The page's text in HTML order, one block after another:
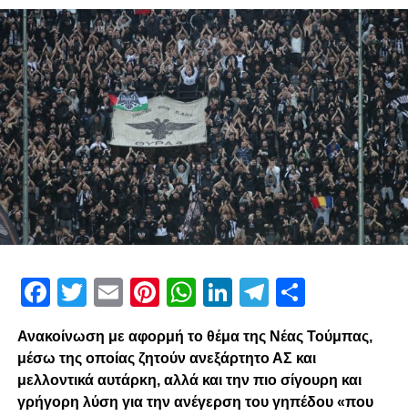
Facebook
Twitter
EmailPinterest
WhatsApp
LinkedIn
Telegram
Ανακοίνωση με αφορμή το θέμα της Νέας Τούμπας,
μέσω της οποίας ζητούν ανεξάρτητο ΑΣ και
μελλοντικά αυτάρκη, αλλά και την πιο σίγουρη και
γρήγορη λύση για την ανέγερση του γηπέδου «που